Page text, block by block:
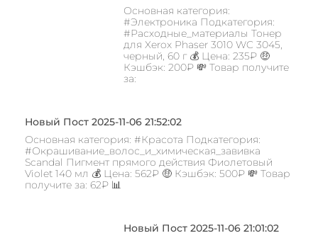
Основная категория:
#Электроника Подкатегория:
#Расходные_материалы Тонер
для Xerox Phaser 3010 WC 3045,
черный, 60 г 💰 Цена: 235₽ 🤑
Кэшбэк: 200₽ 💸 Товар получите
за:
Новый Пост 2025-11-06 21:52:02
Основная категория: #Красота Подкатегория:
#Окрашивание_волос_и_химическая_завивка
Scandal Пигмент прямого действия Фиолетовый
Violet 140 мл 💰 Цена: 562₽ 🤑 Кэшбэк: 500₽ 💸 Товар
получите за: 62₽ 📊
Новый Пост 2025-11-06 21:01:02